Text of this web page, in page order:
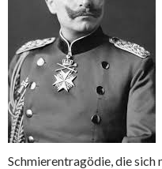
Schmierentragödie, die